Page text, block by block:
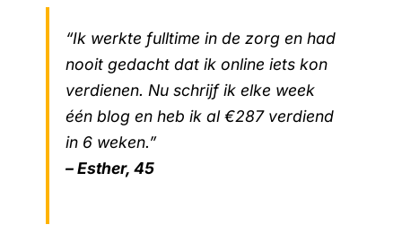
“Ik werkte fulltime in de zorg en had
nooit gedacht dat ik online iets kon
verdienen. Nu schrijf ik elke week
één blog en heb ik al €287 verdiend
in 6 weken.”
– Esther, 45